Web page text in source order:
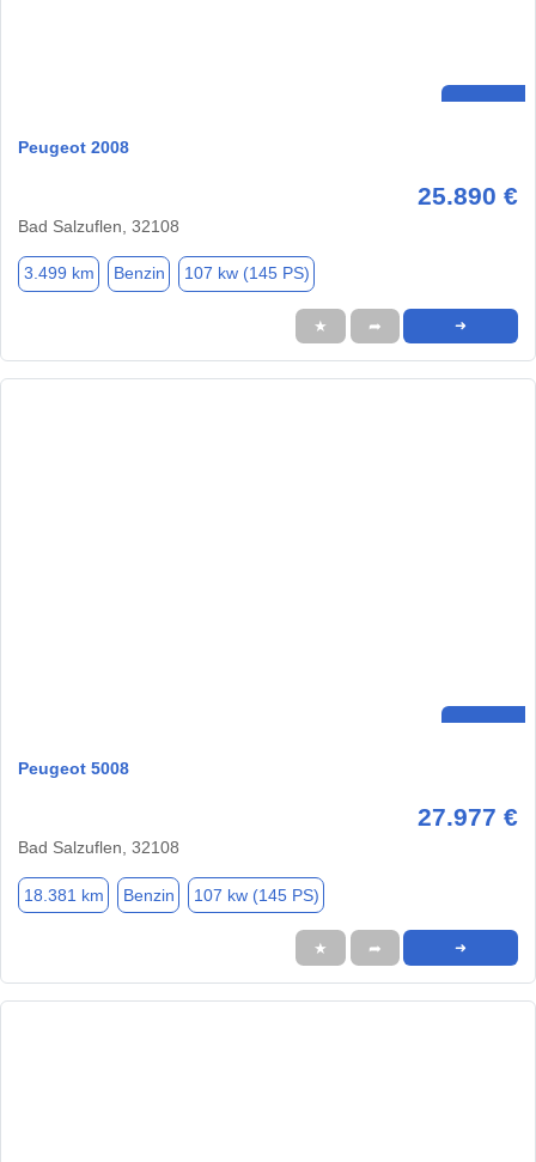
Peugeot 2008
25.890 €
Bad Salzuflen, 32108
3.499 km Benzin 107 kw (145 PS)
★ ➦ ➜
Peugeot 5008
27.977 €
Bad Salzuflen, 32108
18.381 km Benzin 107 kw (145 PS)
★ ➦ ➜